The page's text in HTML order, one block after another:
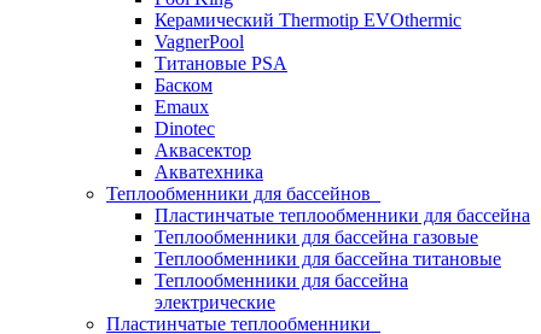
Керамический Thermotip EVOthermic
VagnerPool
Титановые PSA
Баском
Emaux
Dinotec
Аквасектор
Акватехника
Теплообменники для бассейнов
Пластинчатые теплообменники для бассейна
Теплообменники для бассейна газовые
Теплообменники для бассейна титановые
Теплообменники для бассейна
электрические
Пластинчатые теплообменники